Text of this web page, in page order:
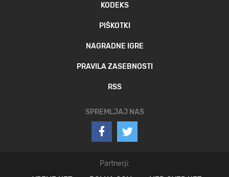
KODEKS
PIŠKOTKI
NAGRADNE IGRE
PRAVILA ZASEBNOSTI
RSS
SPREMLJAJ NAS
Partnerji: